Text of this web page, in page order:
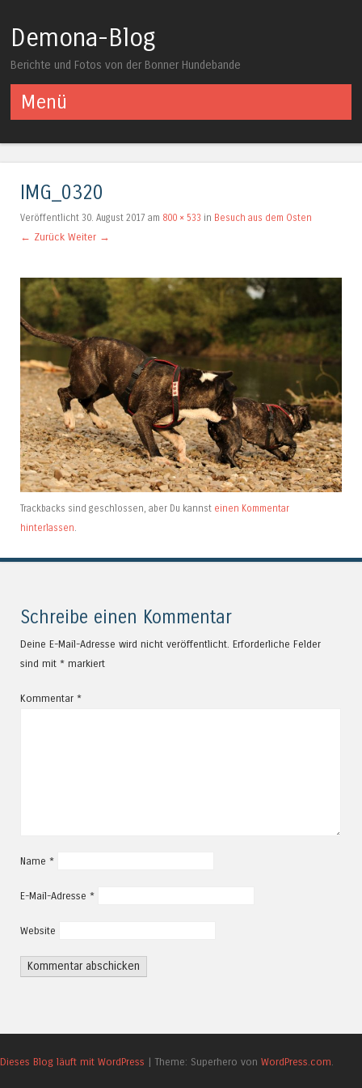
Demona-Blog
Berichte und Fotos von der Bonner Hundebande
Menü
IMG_0320
Veröffentlicht 30. August 2017 am 800 × 533 in Besuch aus dem Osten
← Zurück Weiter →
Trackbacks sind geschlossen, aber Du kannst einen Kommentar
hinterlassen.
Schreibe einen Kommentar
Deine E-Mail-Adresse wird nicht veröffentlicht. Erforderliche Felder
sind mit * markiert
Kommentar *
Name *
E-Mail-Adresse *
Website
Dieses Blog läuft mit WordPress | Theme: Superhero von WordPress.com